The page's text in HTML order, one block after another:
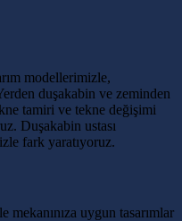
modellerimizle,
duşakabin ve zeminden
tamiri ve tekne değişimi
Duşakabin ustası
fark yaratıyoruz.
uygun tasarımlar